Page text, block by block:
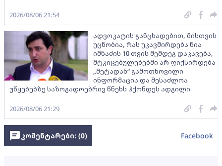
2026/08/06 21:54
ადვოკატის განცხადებით, მისთვის
უცნობია, რას უკავშირდება ნია
იმნაძის 10 თვის შემდეგ დაკავება,
მტკიცებულებებში არ ფიქსირდება
„მეტადან“ გამოთხოვილი
ინფორმაცია და შესაძლოა
უწყებებზე საზოგადოებრივ წნეხს ჰქონდეს ადგილი
2026/08/06 21:29
კომენტარები: (0) Facebook